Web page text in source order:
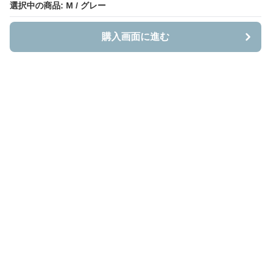
選択中の商品: M / グレー
購入画面に進む
選択中の商品: M / グレー
購入画面に進む